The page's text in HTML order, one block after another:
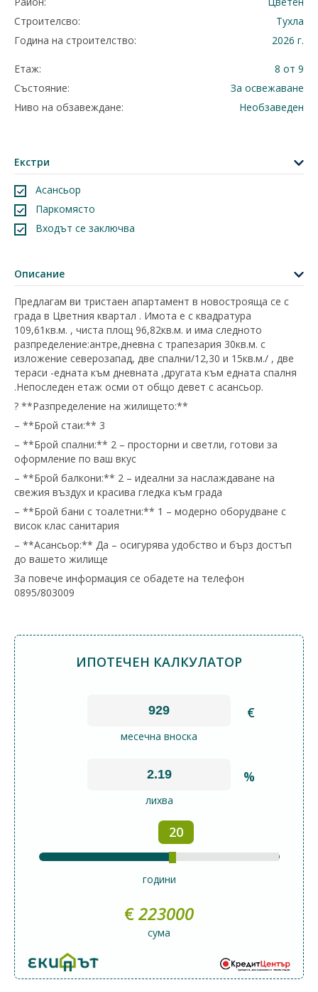
Строителсво:
Тухла
Година на строителство:
2026 г.
Етаж:
8 от 9
Състояние:
За освежаване
Ниво на обзавеждане:
Необзаведен
Екстри
Асансьор
Паркомясто
Входът се заключва
Описание
Предлагам ви тристаен апартамент в новострояща се с
града в Цветния квартал . Имота е с квадратура
109,61кв.м. , чиста площ 96,82кв.м. и има следното
разпределение:антре,дневна с трапезария 30кв.м. с
изложение северозапад, две спални/12,30 и 15кв.м./ , две
тераси -едната към дневната ,другата към едната спалня
.Непоследен етаж осми от общо девет с асансьор.
? **Разпределение на жилището:**
– **Брой стаи:** 3
– **Брой спални:** 2 – просторни и светли, готови за
оформление по ваш вкус
– **Брой балкони:** 2 – идеални за наслаждаване на
свежия въздух и красива гледка към града
– **Брой бани с тоалетни:** 1 – модерно оборудване с
висок клас санитария
– **Асансьор:** Да – осигурява удобство и бърз достъп
до вашето жилище
За повече информация се обадете на телефон
0895/803009
ИПОТЕЧЕН КАЛКУЛАТОР
€
месечна вноска
%
лихва
20
години
€223000
сума